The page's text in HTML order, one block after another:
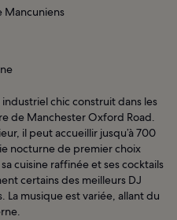
Mancuniens
chic construit dans les
de Manchester Oxford Road.
il peut accueillir jusqu’à 700
nocturne de premier choix
cuisine raffinée et ses cocktails
certains des meilleurs DJ
musique est variée, allant du